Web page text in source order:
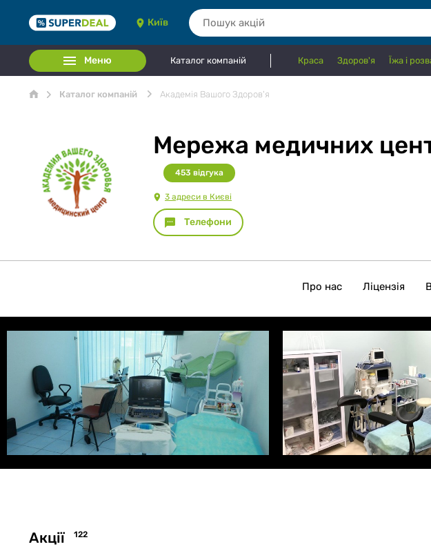
Київ
Меню Каталог компаній Краса Здоров'я Їжа і
Каталог компаній Академія Вашого Здоров'я
Мережа медичних
453 відгукa
3 адреси в Києві
Телефони
Про нас Ліцензія
Акції 122